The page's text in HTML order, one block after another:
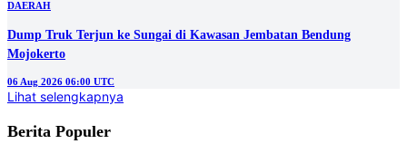
DAERAH
Dump Truk Terjun ke Sungai di Kawasan Jembatan Bendung
Mojokerto
06 Aug 2026 06:00 UTC
Lihat selengkapnya
Berita Populer